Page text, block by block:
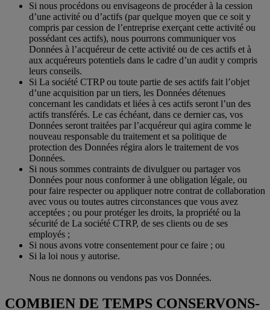
Si nous procédons ou envisageons de procéder à la cession
d’une activité ou d’actifs (par quelque moyen que ce soit y
compris par cession de l’entreprise exerçant cette activité ou
possédant ces actifs), nous pourrons communiquer vos
Données à l’acquéreur de cette activité ou de ces actifs et à
aux acquéreurs potentiels dans le cadre d’un audit y compris
leurs conseils.
Si La société CTRP ou toute partie de ses actifs fait l’objet
d’une acquisition par un tiers, les Données détenues
concernant les candidats et liées à ces actifs seront l’un des
actifs transférés. Le cas échéant, dans ce dernier cas, vos
Données seront traitées par l’acquéreur qui agira comme le
nouveau responsable du traitement et sa politique de
protection des Données régira alors le traitement de vos
Données.
Si nous sommes contraints de divulguer ou partager vos
Données pour nous conformer à une obligation légale, ou
pour faire respecter ou appliquer notre contrat de collaboration
avec vous ou toutes autres circonstances que vous avez
acceptées ; ou pour protéger les droits, la propriété ou la
sécurité de La société CTRP, de ses clients ou de ses
employés ;
Si nous avons votre consentement pour ce faire ; ou
Si la loi nous y autorise.
Nous ne donnons ou vendons pas vos Données.
COMBIEN DE TEMPS CONSERVONS-